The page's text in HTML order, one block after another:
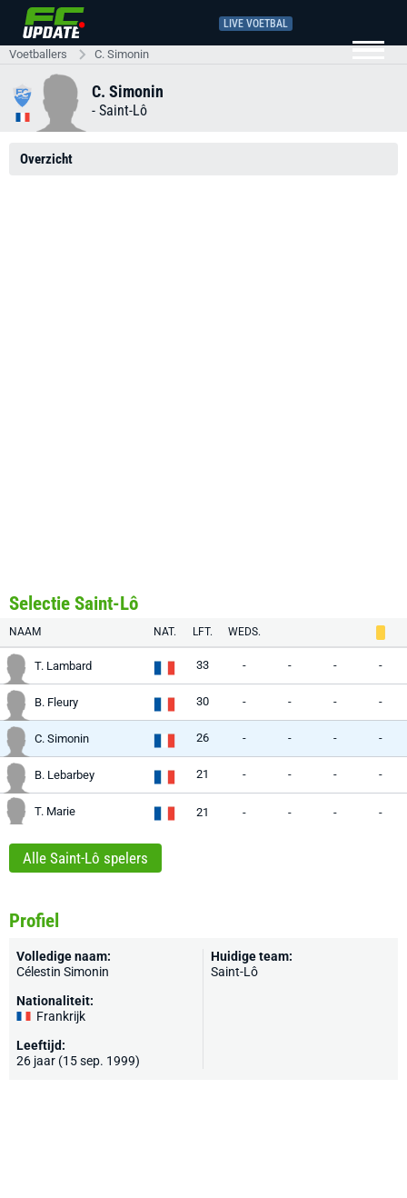
LIVE VOETBAL
Voetballers C. Simonin
C. Simonin
- Saint-Lô
Overzicht
Selectie Saint-Lô
NAAM NAT. LFT. WEDS.
T. Lambard 33 - - - -
B. Fleury 30 - - - -
C. Simonin 26 - - - -
B. Lebarbey 21 - - - -
T. Marie 21 - - - -
Alle Saint-Lô spelers
Profiel
Volledige naam:
Célestin Simonin
Nationaliteit:
Frankrijk
Leeftijd:
26 jaar (15 sep. 1999)
Huidige team:
Saint-Lô